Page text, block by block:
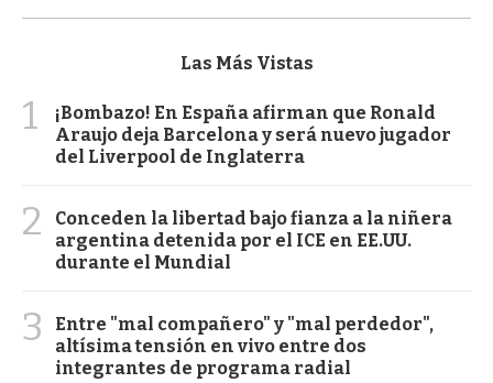
Las Más Vistas
1
¡Bombazo! En España afirman que Ronald
Araujo deja Barcelona y será nuevo jugador
del Liverpool de Inglaterra
2
Conceden la libertad bajo fianza a la niñera
argentina detenida por el ICE en EE.UU.
durante el Mundial
3
Entre "mal compañero" y "mal perdedor",
altísima tensión en vivo entre dos
integrantes de programa radial